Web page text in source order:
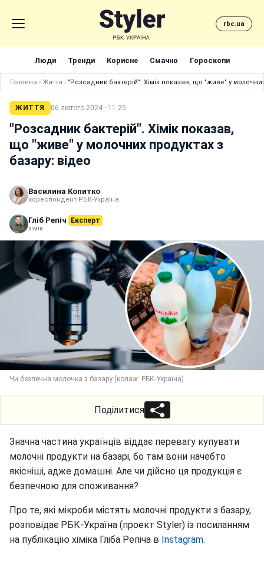
rbc.ua
Люди Тренди Корисне Смачно Гороскопи
Головна › Життя › "Розсадник бактерій". Хімік показав, що "живе" у
ЖИТТЯ 06 лютого 2024 · 11:25
"Розсадник бактерій". Хімік показав,
що "живе" у молочних продуктах з
базару: відео
Василина Копитко
кореспондент РБК-Україна
Гліб Репіч Експерт
хімік
Чи безпечна молочка з базару (колаж: РБК-Україна)
Поділитися
Значна частина українців віддає перевагу купувати
молочні продукти на базарі, бо там вони начебто
якісніші, адже домашні. Але чи дійсно ця продукція є
безпечною для споживання?
Про те, які мікроби містять молочні продукти з базару,
розповідає РБК-Україна (проект Styler) із посиланням
на публікацію хіміка Гліба Репіча в Instagram.